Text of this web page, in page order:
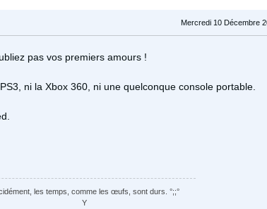
Mercredi 10 Décembre
pas vos premiers amours !
ni la Xbox 360, ni une quelconque console portable.
les temps, comme les œufs, sont durs. °;;°
Y